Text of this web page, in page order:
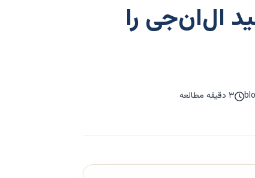
ال‌ان‌جی را
۳ دقیقه مطالعه